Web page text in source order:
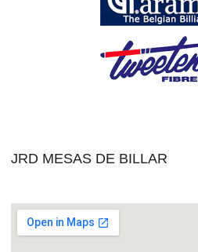
JRD MESAS DE BILLAR